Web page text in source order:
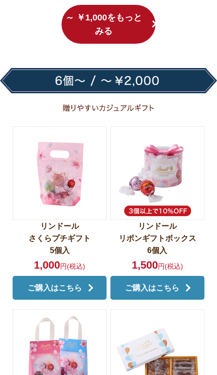
～ ￥1,000をもっと
みる
リンドール
さくらプチギフト
5個入
1,000円(税込)
ご購入はこちら
リンドール
リボンギフトボックス
6個入
1,500円(税込)
ご購入はこちら